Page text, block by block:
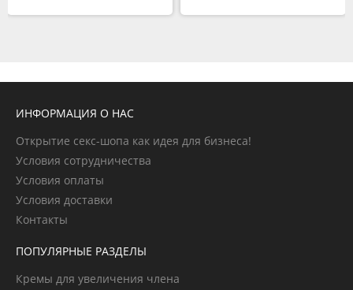
ИНФОРМАЦИЯ О НАС
Открытие секс-шопа как идея для бизнеса!
Условия сотрудничества
Условия оплаты
Условия доставки
Контакты
ПОПУЛЯРНЫЕ РАЗДЕЛЫ
Кремы для увеличения члена